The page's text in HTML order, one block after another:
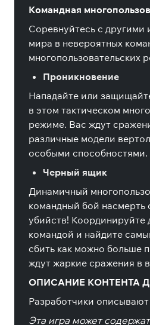
Командная
Соревнуйтесь с другими
мира в невероятных
многопользовательских
Проникновение
Нападайте или
в этом тактическом
режиме. Вас ждут
различные модели
особыми способностями.
Черный ящик
Динамичный
командный бой насмерть
убийств! Координируйте
командой и найдите
сбить как можно больше
ждут жаркие сражения в
ОПИСАНИЕ КОНТЕНТА
Разработчики описывают
Эта игра может